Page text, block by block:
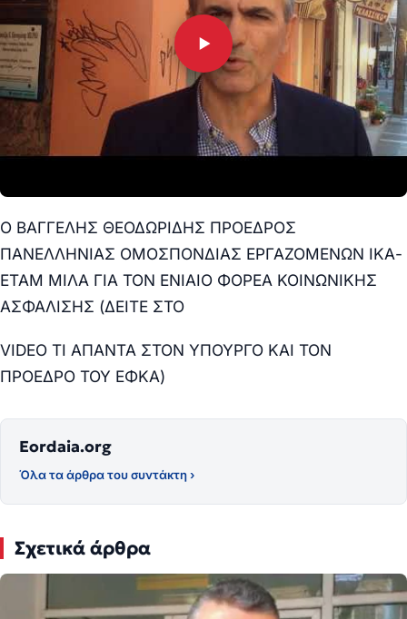
Ο ΒΑΓΓΕΛΗΣ ΘΕΟΔΩΡΙΔΗΣ ΠΡΟΕΔΡΟΣ
ΠΑΝΕΛΛΗΝΙΑΣ ΟΜΟΣΠΟΝΔΙΑΣ ΕΡΓΑΖΟΜΕΝΩΝ ΙΚΑ-
ΕΤΑΜ ΜΙΛΑ ΓΙΑ ΤΟΝ ΕΝΙΑΙΟ ΦΟΡΕΑ ΚΟΙΝΩΝΙΚΗΣ
ΑΣΦΑΛΙΣΗΣ (ΔΕΙΤΕ ΣΤΟ
VIDEO ΤΙ ΑΠΑΝΤΑ ΣΤΟΝ ΥΠΟΥΡΓΟ ΚΑΙ ΤΟΝ
ΠΡΟΕΔΡΟ ΤΟΥ ΕΦΚΑ)
Eordaia.org
Όλα τα άρθρα του συντάκτη ›
Σχετικά άρθρα